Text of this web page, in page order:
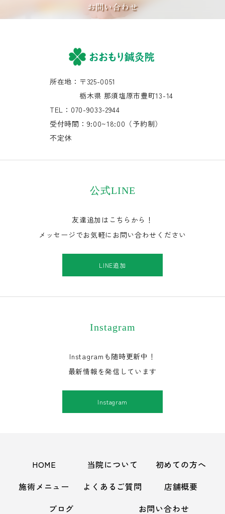
お問い合わせ
所在地：〒325-0051
栃木県 那須塩原市豊町13-14
TEL：070-9033-2944
受付時間：9:00~18:00（予約制）
不定休
公式LINE
友達追加はこちらから！
メッセージでお気軽にお問い合わせください
LINE追加
Instagram
Instagramも随時更新中！
最新情報を発信しています
Instagram
HOME 当院について
初めての方へ
施術メニュー
よくあるご質問
店舗概要
ブログ
お問い合わせ